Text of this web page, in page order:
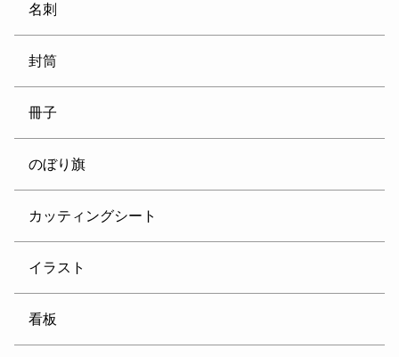
名刺
封筒
冊子
のぼり旗
カッティングシート
イラスト
看板